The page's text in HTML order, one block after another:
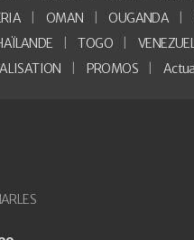
OMAN OUGANDA
TOGO
PROMOS